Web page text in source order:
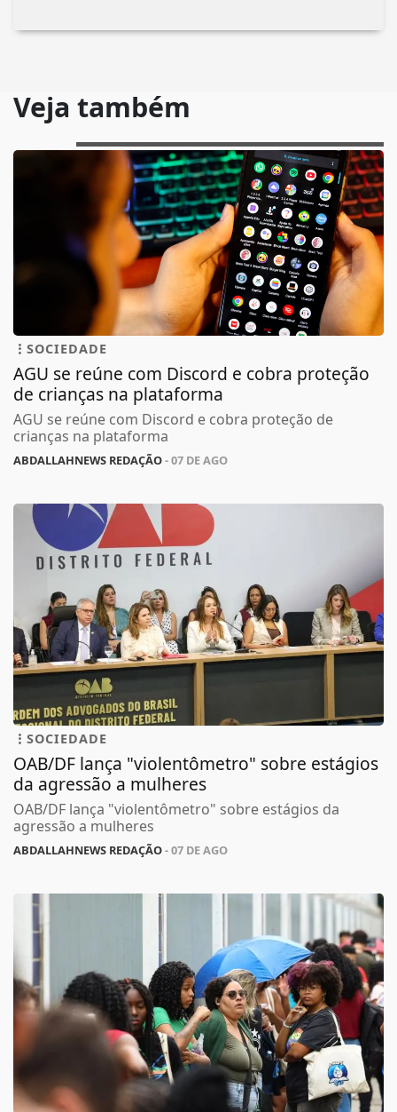
Veja também
SOCIEDADE
AGU se reúne com Discord e cobra proteção
de crianças na plataforma
AGU se reúne com Discord e cobra proteção de
crianças na plataforma
ABDALLAHNEWS REDAÇÃO- 07 DE AGO
SOCIEDADE
OAB/DF lança "violentômetro" sobre estágios
da agressão a mulheres
OAB/DF lança "violentômetro" sobre estágios da
agressão a mulheres
ABDALLAHNEWS REDAÇÃO- 07 DE AGO